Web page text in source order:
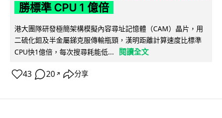
勝標準 CPU 1 億倍
港大團隊研發極簡架構模擬內容尋址記憶體（CAM）晶片，用
二硫化鉬及半金屬銻克服傳輸瓶頸，漢明距離計算速度比標準
CPU快1億倍，每次搜尋耗能低...
閱讀全文
43 20 ↗ 分享